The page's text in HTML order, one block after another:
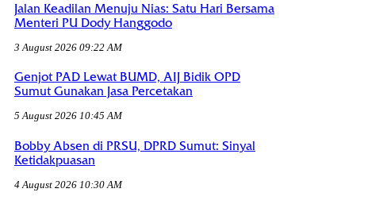
Jalan Keadilan Menuju Nias: Satu Hari Bersama
Menteri PU Dody Hanggodo
3 August 2026 09:22 AM
Genjot PAD Lewat BUMD, AIJ Bidik OPD
Sumut Gunakan Jasa Percetakan
5 August 2026 10:45 AM
Bobby Absen di PRSU, DPRD Sumut: Sinyal
Ketidakpuasan
4 August 2026 10:30 AM